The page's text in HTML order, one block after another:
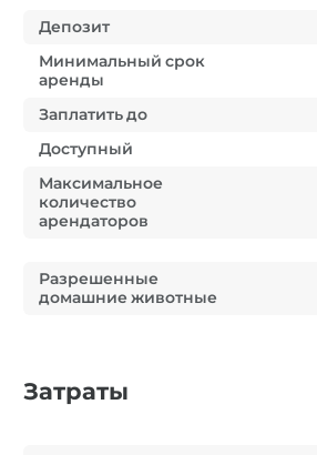
Депозит
Минимальный срок
аренды
Заплатить до
Доступный
Максимальное
количество
арендаторов
Разрешенные
домашние животные
Затраты